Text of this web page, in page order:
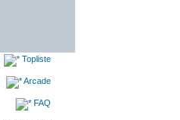
Topliste
Arcade
FAQ